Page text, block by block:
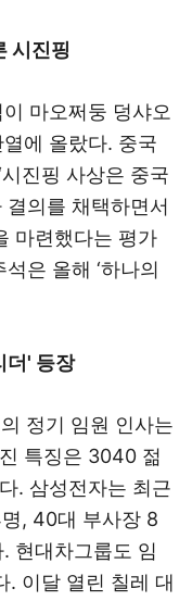
시진핑
마오쩌둥 덩샤오
열에 올랐다. 중국
진핑 사상은 중국
결의를 채택하면서
마련했다는 평가
은 올해 ‘하나의
더' 등장
정기 임원 인사는
특징은 3040 젊
. 삼성전자는 최근
, 40대 부사장 8
현대차그룹도 임
. 이달 열린 칠레 대